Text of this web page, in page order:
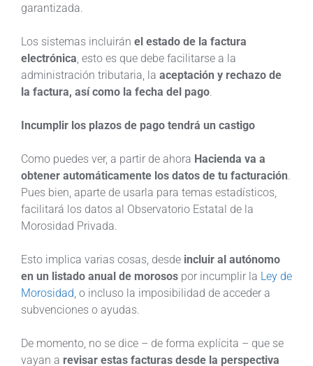
garantizada.
Los sistemas incluirán el estado de la factura
electrónica , esto es que debe facilitarse a la
administración tributaria, la aceptación y rechazo de
la factura, así como la fecha del pago.
Incumplir los plazos de pago tendrá un castigo
Como puedes ver, a partir de ahora Hacienda va a
obtener automáticamente los datos de tu facturación.
Pues bien, aparte de usarla para temas estadísticos,
facilitará los datos al Observatorio Estatal de la
Morosidad Privada.
Esto implica varias cosas, desde incluir al autónomo
en un listado anual de morosos por incumplir la Ley de
Morosidad , o incluso la imposibilidad de acceder a
subvenciones o ayudas.
De momento, no se dice – de forma explícita – que se
vayan a revisar estas facturas desde la perspectiva